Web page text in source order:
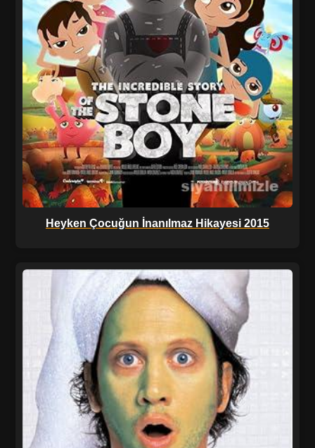
Heyken Çocuğun İnanılmaz Hikayesi 2015